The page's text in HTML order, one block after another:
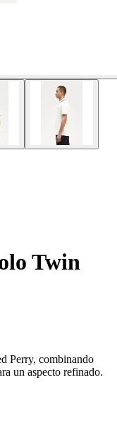
Twin
Perry, combinando
un aspecto refinado.